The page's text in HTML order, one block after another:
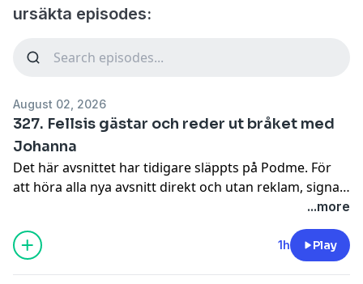
ursäkta episodes:
August 02, 2026
327. Fellsis gästar och reder ut bråket med
Johanna
Det här avsnittet har tidigare släppts på Podme. För
att höra alla nya avsnitt direkt och utan reklam, signa
upp dig på Podme.Hör av er till oss på instagram så
kan vi svara på era frågor, hjälpa er med problem och
dilemman: @johannanordstrm &
@edvintornblom! ursäkta klipps och redigeras av
...more
1h Play